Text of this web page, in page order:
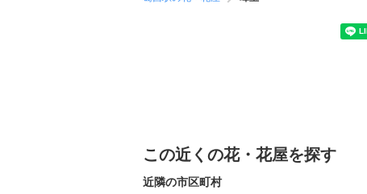
この近くの花・花屋を探す
近隣の市区町村